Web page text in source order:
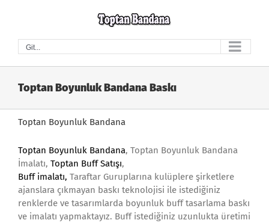
Git...
Toptan Boyunluk Bandana Baskı
Toptan Boyunluk Bandana
Toptan Boyunluk Bandana, Toptan Boyunluk Bandana
İmalatı, Toptan Buff Satışı,
Buff imalatı, Taraftar Guruplarına kulüplere şirketlere
ajanslara çıkmayan baskı teknolojisi ile istediğiniz
renklerde ve tasarımlarda boyunluk buff tasarlama baskı
ve imalatı yapmaktayız. Buff istediğiniz uzunlukta üretimi